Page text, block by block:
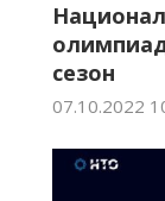
сезон
07.10.2022